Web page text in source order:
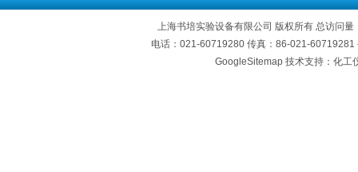
上海书培实验设备有限公司 版权所有 总访问量
电话：021-60719280 传真：86-021-
GoogleSitemap技术支持：化工